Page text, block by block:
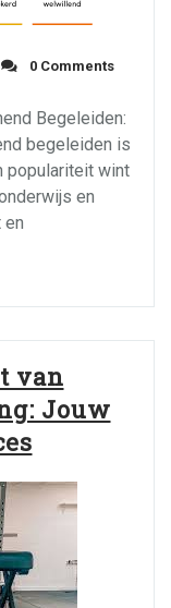
0 Comments
Begeleiden:
begeleiden is
populariteit wint
en
van
Jouw